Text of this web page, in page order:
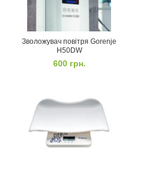
Зволожувач повітря Gorenje
H50DW
600 грн.